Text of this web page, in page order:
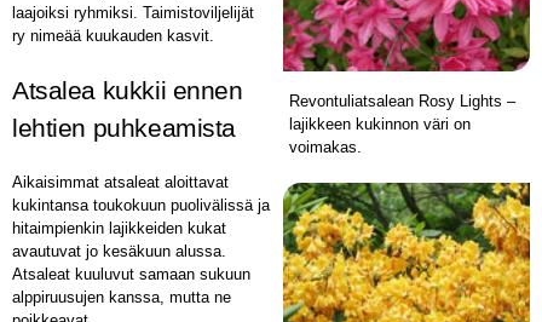
laajoiksi ryhmiksi. Taimistoviljelijät
ry nimeää kuukauden kasvit.
Atsalea kukkii ennen
lehtien puhkeamista
Aikaisimmat atsaleat aloittavat
kukintansa toukokuun puolivälissä ja
hitaimpienkin lajikkeiden kukat
avautuvat jo kesäkuun alussa.
Atsaleat kuuluvut samaan sukuun
alppiruusujen kanssa, mutta ne
Revontuliatsalean Rosy Lights –
lajikkeen kukinnon väri on
voimakas.